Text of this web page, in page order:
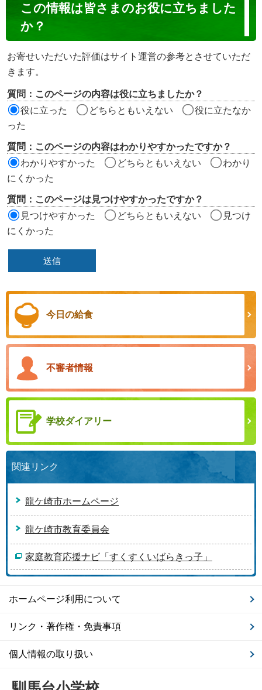
ン
ン
ツ
価
ア
この情報は皆さまのお役に立ちました
か？
お寄せいただいた評価はサイト運営の参考とさせていただ
きます。
質問：このページの内容は役に立ちましたか？
役に立った
どちらともいえない
役に立たなか
った
質問：このページの内容はわかりやすかったですか？
わかりやすかった
どちらともいえない
わかり
にくかった
質問：このページは見つけやすかったですか？
見つけやすかった
どちらともいえない
見つけ
にくかった
今日の給食
不審者情報
学校ダイアリー
関連リンク
龍ケ崎市ホームページ
龍ケ崎市教育委員会
家庭教育応援ナビ「すくすくいばらきっ子」
ホームページ利用について
リンク・著作権・免責事項
個人情報の取り扱い